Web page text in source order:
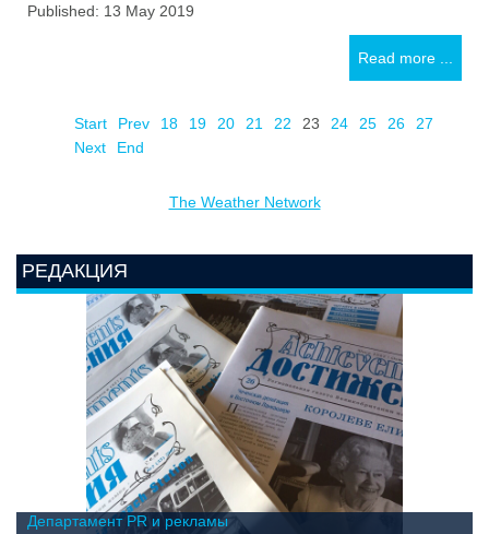
Published: 13 May 2019
Read more ...
Start Prev 18 19 20 21 22 23 24 25 26
27
Next
End
The Weather Network
РЕДАКЦИЯ
Департамент PR и рекламы